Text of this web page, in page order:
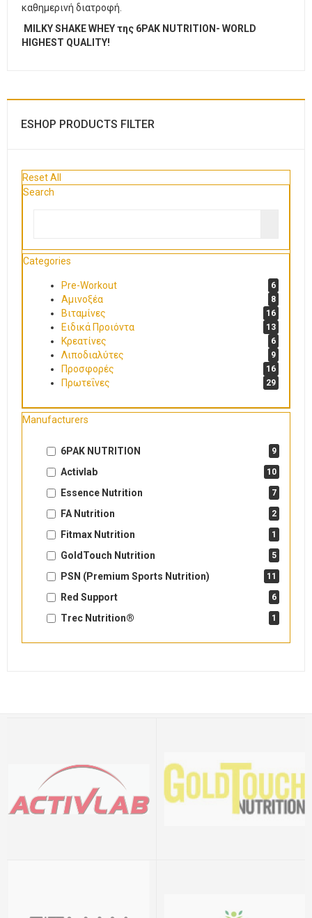
καθημερινή διατροφή.
MILKY SHAKE WHEY της 6PAK NUTRITION- WORLD
HIGHEST QUALITY!
ESHOP PRODUCTS FILTER
Reset All
Search
Categories
Pre-Workout 6
Αμινοξέα 8
Βιταμίνες 16
Ειδικά Προιόντα 13
Κρεατίνες 6
Λιποδιαλύτες 9
Προσφορές 16
Πρωτεΐνες 29
Manufacturers
6PAK NUTRITION 9
Activlab 10
Essence Nutrition 7
FA Nutrition 2
Fitmax Nutrition 1
GoldTouch Nutrition 5
PSN (Premium Sports Nutrition) 11
Red Support 6
Trec Nutrition® 1